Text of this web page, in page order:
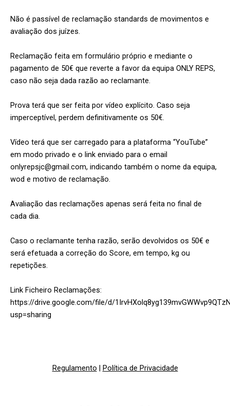
Não é passível de reclamação standards de movimentos e
avaliação dos juízes.
Reclamação feita em formulário próprio e mediante o
pagamento de 50€ que reverte a favor da equipa ONLY REPS,
caso não seja dada razão ao reclamante.
Prova terá que ser feita por vídeo explícito. Caso seja
imperceptível, perdem definitivamente os 50€.
Vídeo terá que ser carregado para a plataforma “YouTube”
em modo privado e o link enviado para o email
onlyrepsjc@gmail.com, indicando também o nome da equipa,
wod e motivo de reclamação.
Avaliação das reclamações apenas será feita no final de
cada dia.
Caso o reclamante tenha razão, serão devolvidos os 50€ e
será efetuada a correção do Score, em tempo, kg ou
repetições.
Link Ficheiro Reclamações:
https://drive.google.com/file/d/
usp=sharing
Regulamento Política de Privacidade